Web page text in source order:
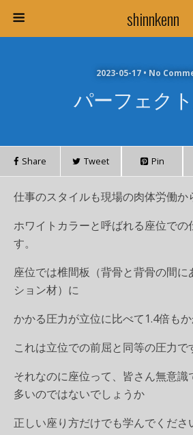
shinnkenn
2023-05-17 • No
パーフェク
Share Tweet Pin
仕事のスタイルも現場の肉体労働か
ホワイトカラーと呼ばれる座位での
す。
座位では椎間板（背骨と背骨の間に
ション材）に
かかる圧力が立位に比べて1.4倍もか
これは立位での前屈と同等の圧力で
それなのに座位って、皆さん無意
多いのではないでしょうか
正しい座り方だけでも学んでくださ